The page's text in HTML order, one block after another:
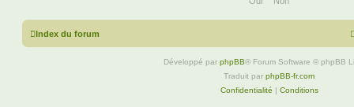
Index du forum
Développé par phpBB® Forum Software © phpBB
Traduit par phpBB-fr.com
Confidentialité | Conditions